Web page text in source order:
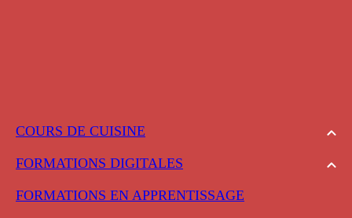
COURS DE CUISINE
FORMATIONS DIGITALES
FORMATIONS EN APPRENTISSAGE